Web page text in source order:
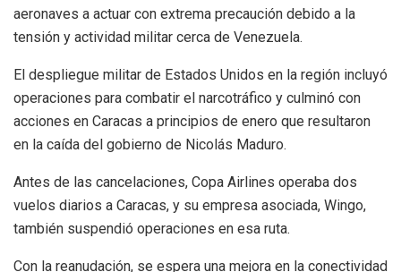
aeronaves a actuar con extrema precaución debido a la
tensión y actividad militar cerca de Venezuela.
El despliegue militar de Estados Unidos en la región incluyó
operaciones para combatir el narcotráfico y culminó con
acciones en Caracas a principios de enero que resultaron
en la caída del gobierno de Nicolás Maduro.
Antes de las cancelaciones, Copa Airlines operaba dos
vuelos diarios a Caracas, y su empresa asociada, Wingo,
también suspendió operaciones en esa ruta.
Con la reanudación, se espera una mejora en la conectividad